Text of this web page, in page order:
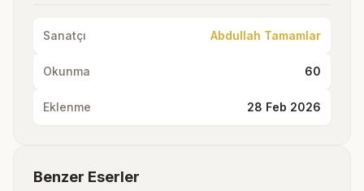
Sanatçı Abdullah Tamamlar
Okunma 60
Eklenme 28 Feb 2026
Benzer Eserler